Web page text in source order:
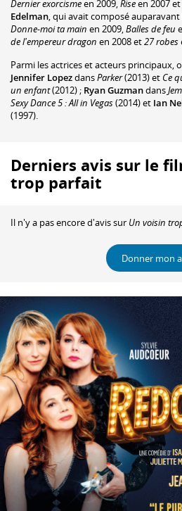
Dernier exorcismeen 2009,Riseen 2007 et
Edelman, qui avait composé
Donne-moi ta main en 2009,Balles de feu
de l'empereur dragon en 2008 et27 robes
Parmi les actrices et acteurs principaux,
Jennifer LopezdansParker(2013) et Ce
un enfant(2012) ; Ryan Guzmandans
Sexy Dance 5 : All in Vegas(2014) et Ian
(1997).
Derniers avis sur le
trop parfait
Il n'y a pas encore d'avis sur Un voisin
Donner mon